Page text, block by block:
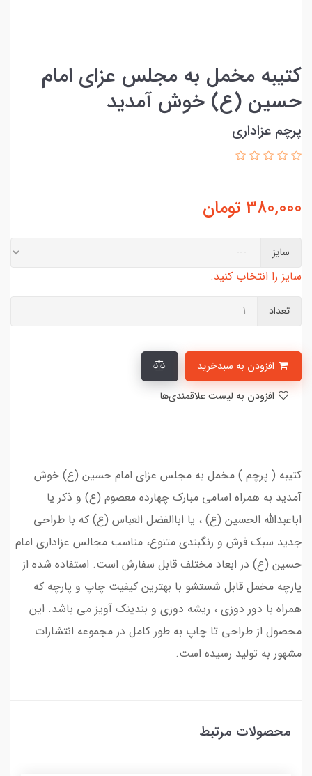
کتیبه مخمل به مجلس عزای امام
حسین (ع) خوش آمدید
پرچم عزاداری
380,000 تومان
سایز
سایز را انتخاب کنید.
تعداد
کتیبه ( پرچم ) مخمل به مجلس عزای امام حسین (ع) خوش
آمدید به همراه اسامی مبارک چهارده معصوم (ع) و ذکر یا
اباعبدالله الحسین (ع) ، یا اباالفضل العباس (ع) که با طراحی
جدید سبک فرش و رنگبندی متنوع، مناسب مجالس عزاداری امام
حسین (ع) در ابعاد مختلف قابل سفارش است. استفاده شده از
پارچه مخمل قابل شستشو با بهترین کیفیت چاپ و پارچه که
همراه با دور دوزی ، ریشه دوزی و بندینک آویز می باشد. این
محصول از طراحی تا چاپ به طور کامل در مجموعه انتشارات
مشهور به تولید رسیده است.
محصولات مرتبط